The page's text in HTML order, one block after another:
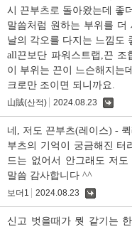
시 끈부츠로 돌아왔는데 좋
말씀처럼 원하는 부위를
날의 각오를 다지는 느낌도
all끈보단 파워스트랩,끈 조
이 부위는 끈이 느슨해지는
크로만 조이면 되니까요.
山賊(산적) 2024.08.23
네, 저도 끈부츠(레이스) -
부츠의 기억이 궁금해진 터
드는 없어서 안그래도 저
말씀 감사합니다 ^^
보더1 2024.08.23
신고 벗을때가 뭣 같기는